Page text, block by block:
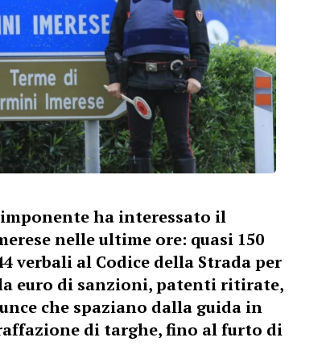
ha interessato il
nelle ultime ore: quasi 150
verbali al Codice della Strada per
euro di sanzioni, patenti ritirate,
che spaziano dalla guida in
di targhe, fino al furto di